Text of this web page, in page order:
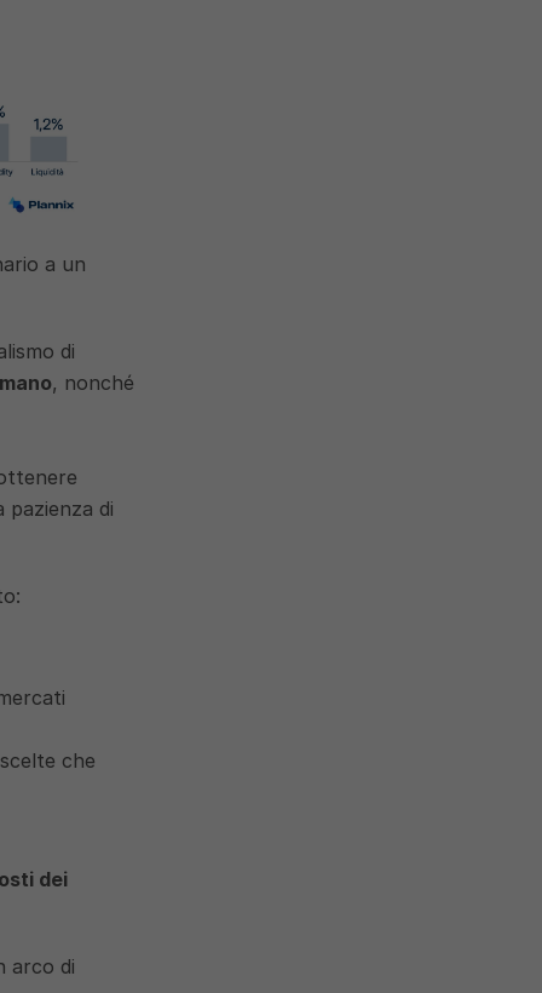
a un
di
, nonché
di
che
dei
arco di